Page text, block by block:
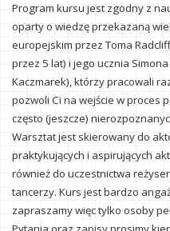
Program kursu jest zgodny z
oparty o wiedzę przekazaną
europejskim przez Toma
przez 5 lat) i jego ucznia
Kaczmarek), którzy pracowali
pozwoli Ci na wejście w proces
często (jeszcze)
Warsztat jest skierowany do
praktykujących i aspirujących
również do uczestnictwa
tancerzy. Kurs jest bardzo
zapraszamy więc tylko osoby